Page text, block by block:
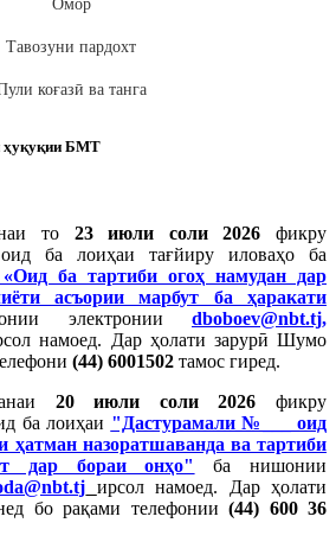
Омор
Тавозуни пардохт
коғазӣ ва танга
ҳуқуқии БМТ
то 23 июли соли 2026 фикру
ба лоиҳаи тағйиру иловаҳо ба
ба тартиби огоҳ намудан дар
асъории марбут ба ҳаракати
электронии dboboev@nbt.tj,
намоед. Дар ҳолати зарурӣ Шумо
(44) 6001502 тамос гиред.
20 июли соли 2026 фикру
ба лоиҳаи "Дастурамали №___ оид
ҳатман назоратшаванда ва тартиби
дар бораи онҳо"
ба нишонии
ирсол намоед. Дар ҳолати
бо рақами телефонии (44) 600 36